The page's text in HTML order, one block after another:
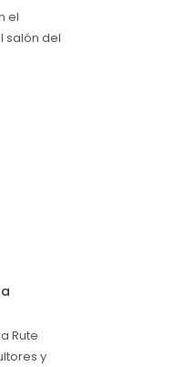
el
salón del
Rute
y